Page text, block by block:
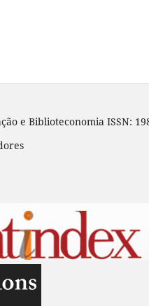
e Biblioteconomia ISSN: